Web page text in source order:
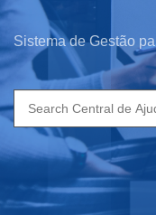
Sistema de Gestão
Search
for: